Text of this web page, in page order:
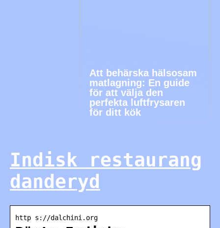
Att behärska hälsosam
matlagning: En guide
för att välja den
perfekta luftfrysaren
för ditt kök
Indisk restaurang
danderyd
http s://dalchini.org